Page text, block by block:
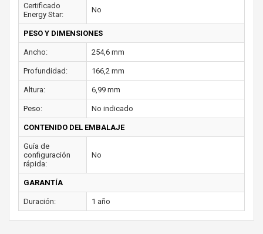
Certificado
Energy Star:
No
PESO Y DIMENSIONES
Ancho: 254,6 mm
Profundidad: 166,2 mm
Altura: 6,99 mm
Peso: No indicado
CONTENIDO DEL EMBALAJE
Guía de
configuración
rápida:
No
GARANTÍA
Duración: 1 año